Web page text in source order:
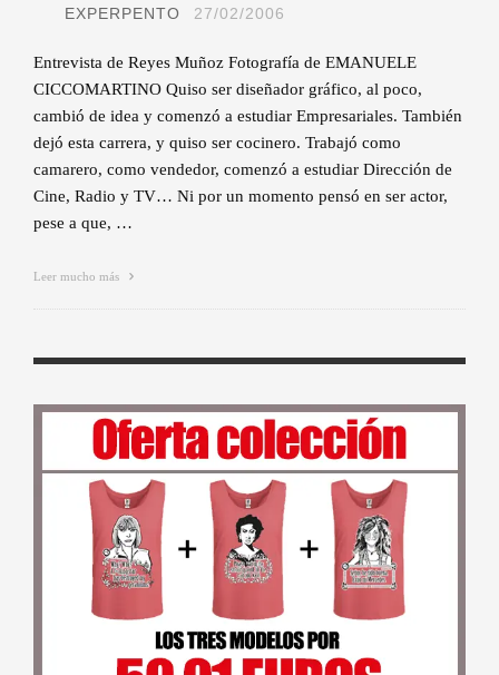
EXPERPENTO 27/02/2006
Entrevista de Reyes Muñoz Fotografía de EMANUELE
CICCOMARTINO Quiso ser diseñador gráfico, al poco,
cambió de idea y comenzó a estudiar Empresariales. También
dejó esta carrera, y quiso ser cocinero. Trabajó como
camarero, como vendedor, comenzó a estudiar Dirección de
Cine, Radio y TV… Ni por un momento pensó en ser actor,
pese a que, …
Leer mucho más